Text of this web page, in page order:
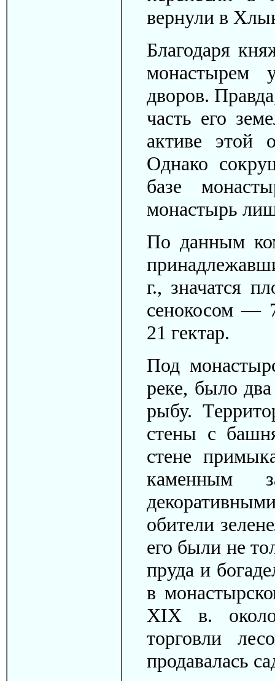
вернули в
Благодаря
монастырем
дворов.
часть его
активе этой
Однако
базе
монастырь
По данным
г., значатся
сенокосом —
21 гектар.
Под
реке, было
рыбу.
стены с
стене
каменным
обители
его были не
пруда и
в
XIX в. около
торговли
продавалась